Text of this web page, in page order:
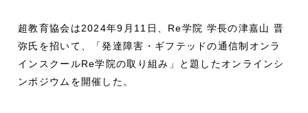
超教育協会は2024年9月11日、Re学院 学長の津嘉山 晋
弥氏を招いて、「発達障害・ギフテッドの通信制オンラ
インスクールRe学院の取り組み」と題したオンラインシ
ンポジウムを開催した。